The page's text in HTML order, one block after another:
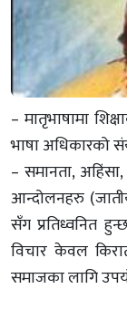
– मातृभाषामा
भाषा अधिकारको
– समानता,
आन्दोलनहरु
सँग प्रतिध्वनित
विचार केवल
समाजका लागि